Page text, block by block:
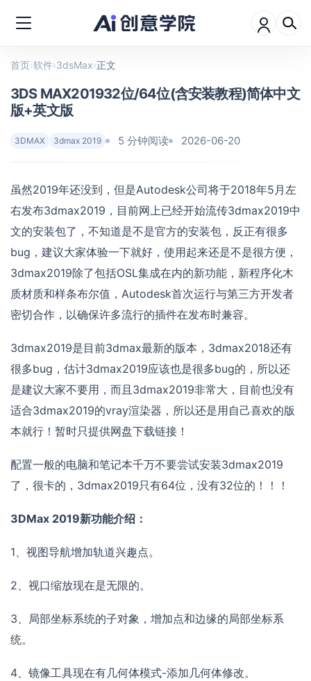
首页›软件›3dsMax›正文
3DS MAX201932位/64位(含安装教程)简体中文
版+英文版
3DMAX 3dmax 2019 5 分钟阅读 2026-06-20
虽然2019年还没到，但是Autodesk公司将于2018年5月左
右发布3dmax2019，目前网上已经开始流传3dmax2019中
文的安装包了，不知道是不是官方的安装包，反正有很多
bug，建议大家体验一下就好，使用起来还是不是很方便，
3dmax2019除了包括OSL集成在内的新功能，新程序化木
质材质和样条布尔值，Autodesk首次运行与第三方开发者
密切合作，以确保许多流行的插件在发布时兼容。
3dmax2019是目前3dmax最新的版本，3dmax2018还有
很多bug，估计3dmax2019应该也是很多bug的，所以还
是建议大家不要用，而且3dmax2019非常大，目前也没有
适合3dmax2019的vray渲染器，所以还是用自己喜欢的版
本就行！暂时只提供网盘下载链接！
配置一般的电脑和笔记本千万不要尝试安装3dmax2019
了，很卡的，3dmax2019只有64位，没有32位的！！！
3DMax 2019新功能介绍：
1、视图导航增加轨道兴趣点。
2、视口缩放现在是无限的。
3、局部坐标系统的子对象，增加点和边缘的局部坐标系
统。
4、镜像工具现在有几何体模式-添加几何体修改。